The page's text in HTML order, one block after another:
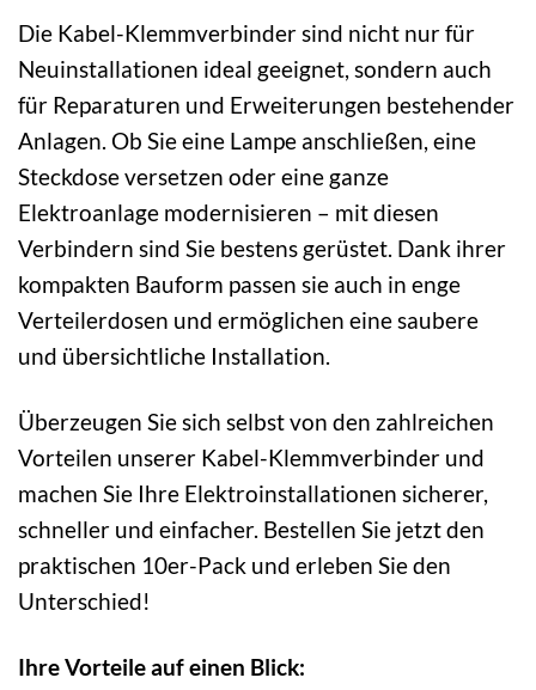
Die Kabel-Klemmverbinder sind nicht nur für
Neuinstallationen ideal geeignet, sondern auch
für Reparaturen und Erweiterungen bestehender
Anlagen. Ob Sie eine Lampe anschließen, eine
Steckdose versetzen oder eine ganze
Elektroanlage modernisieren – mit diesen
Verbindern sind Sie bestens gerüstet. Dank ihrer
kompakten Bauform passen sie auch in enge
Verteilerdosen und ermöglichen eine saubere
und übersichtliche Installation.
Überzeugen Sie sich selbst von den zahlreichen
Vorteilen unserer Kabel-Klemmverbinder und
machen Sie Ihre Elektroinstallationen sicherer,
schneller und einfacher. Bestellen Sie jetzt den
praktischen 10er-Pack und erleben Sie den
Unterschied!
Ihre Vorteile auf einen Blick: